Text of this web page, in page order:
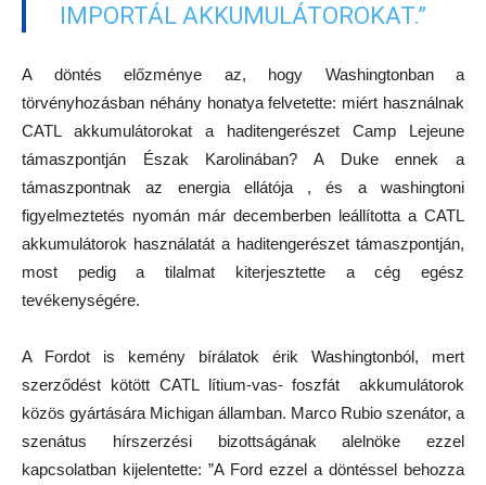
IMPORTÁL AKKUMULÁTOROKAT.”
A döntés előzménye az, hogy Washingtonban a
törvényhozásban néhány honatya felvetette: miért használnak
CATL akkumulátorokat a haditengerészet Camp Lejeune
támaszpontján Észak Karolinában? A Duke ennek a
támaszpontnak az energia ellátója , és a washingtoni
figyelmeztetés nyomán már decemberben leállította a CATL
akkumulátorok használatát a haditengerészet támaszpontján,
most pedig a tilalmat kiterjesztette a cég egész
tevékenységére.
A Fordot is kemény bírálatok érik Washingtonból, mert
szerződést kötött CATL lítium-vas- foszfát akkumulátorok
közös gyártására Michigan államban. Marco Rubio szenátor, a
szenátus hírszerzési bizottságának alelnöke ezzel
kapcsolatban kijelentette: ”A Ford ezzel a döntéssel behozza